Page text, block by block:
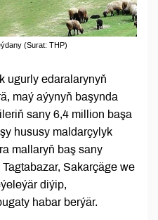
(Surat: THP)
ugurly edaralarynyň
maý aýynyň başynda
sany 6,4 million başa
hususy maldarçylyk
mallaryň baş sany
Sakarçäge we
diýip,
habar berýär.